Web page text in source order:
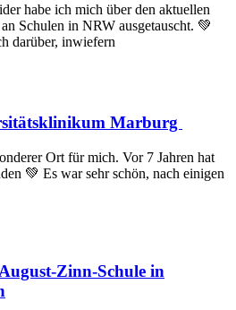
habe ich mich über den aktuellen
Schulen in NRW ausgetauscht. 💚
darüber, inwiefern
Marburg
Ort für mich. Vor 7 Jahren hat
💚 Es war sehr schön, nach einigen
Zinn-Schule in